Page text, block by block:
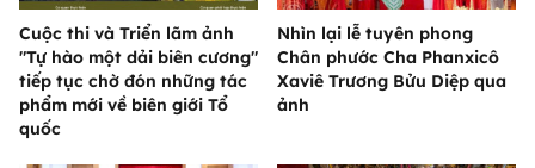
Cuộc thi và Triển lãm ảnh
"Tự hào một dải biên cương"
tiếp tục chờ đón những tác
phẩm mới về biên giới Tổ
quốc
Nhìn lại lễ tuyên phong
Chân phước Cha Phanxicô
Xaviê Trương Bửu Diệp qua
ảnh